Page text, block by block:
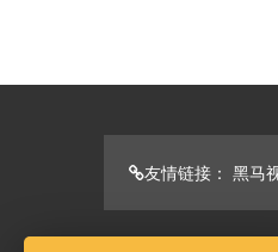
友情链接： 黑马